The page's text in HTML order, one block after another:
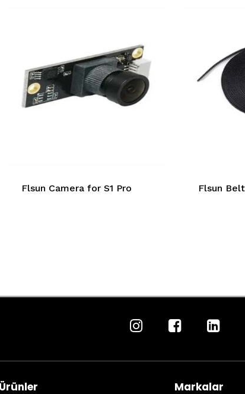
Flsun Camera for S1 Pro Flsun
Ürünler Markalar